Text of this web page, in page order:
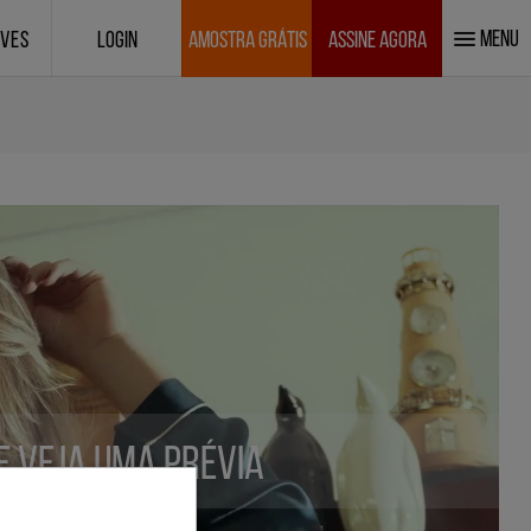
LOGIN AMOSTRA GRÁTIS ASSINE AGORA MENU
veja uma prévia